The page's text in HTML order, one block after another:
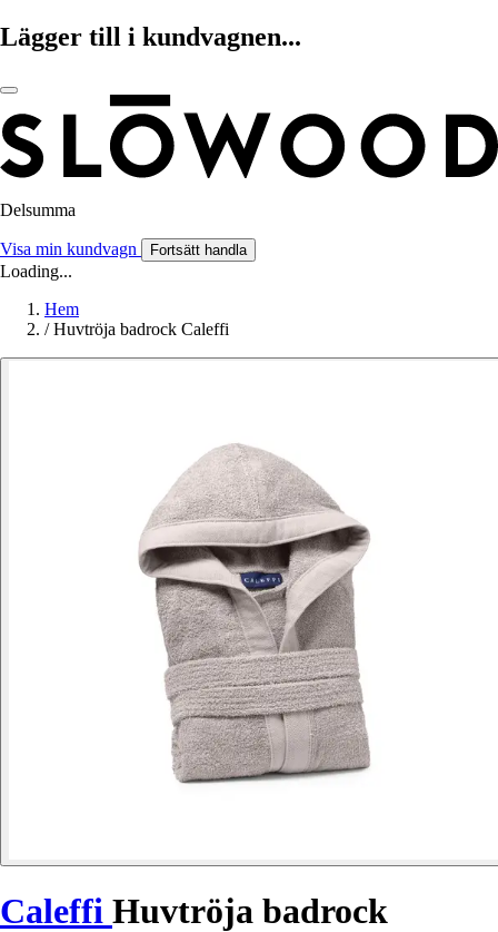
Lägger till i kundvagnen...
Delsumma
Visa min kundvagn Fortsätt handla
Loading...
Hem
/ Huvtröja badrock Caleffi
Caleffi Huvtröja badrock